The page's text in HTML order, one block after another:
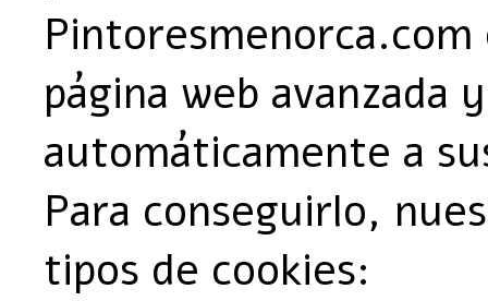
página web avanzada
automáticamente a
Para conseguirlo,
tipos de cookies: